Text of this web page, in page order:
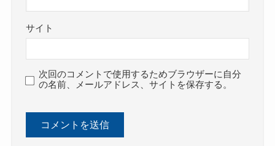
サイト
次回のコメントで使用するためブラウザーに自分
の名前、メールアドレス、サイトを保存する。